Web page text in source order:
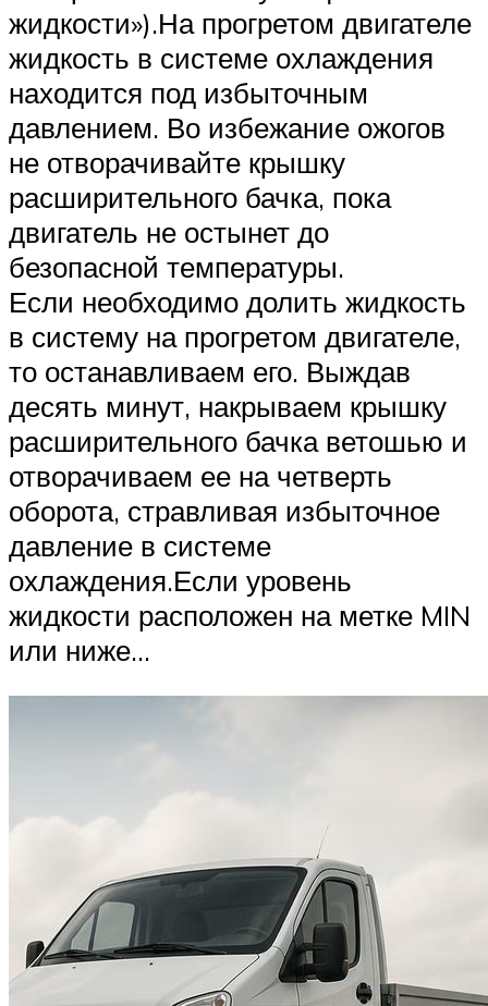
жидкости»).На прогретом двигателе
жидкость в системе охлаждения
находится под избыточным
давлением. Во избежание ожогов
не отворачивайте крышку
расширительного бачка, пока
двигатель не остынет до
безопасной температуры.
Если необходимо долить жидкость
в систему на прогретом двигателе,
то останавливаем его. Выждав
десять минут, накрываем крышку
расширительного бачка ветошью и
отворачиваем ее на четверть
оборота, стравливая избыточное
давление в системе
охлаждения.Если уровень
жидкости расположен на метке MIN
или ниже…